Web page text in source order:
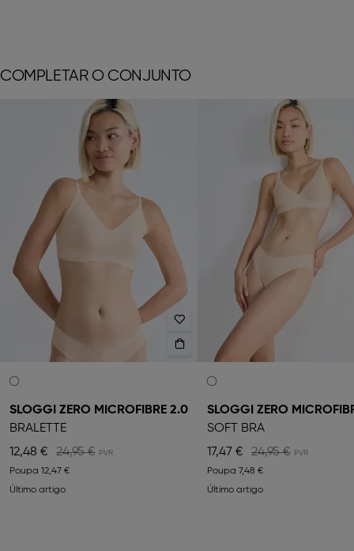
COMPLETAR O CONJUNTO
SLOGGI ZERO MICROFIBRE 2.0
BRALETTE
12,48 €
24,95 €
Poupa 12,47 €
Último artigo
SLOGGI ZERO
SOFT BRA
17,47 €
24,95 €
Poupa 7,48 €
Último artigo